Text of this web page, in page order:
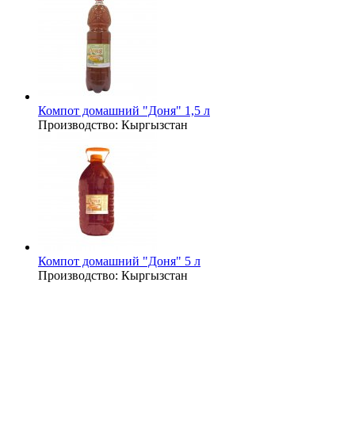
Компот домашний "Доня" 1,5 л
Производство: Кыргызстан
Компот домашний "Доня" 5 л
Производство: Кыргызстан